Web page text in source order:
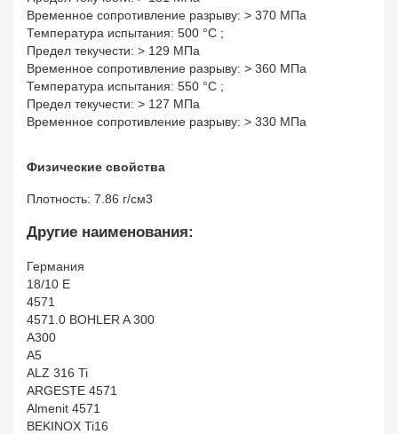
Временное сопротивление разрыву: > 370 МПа
Температура испытания: 500 °С ;
Предел текучести: > 129 МПа
Временное сопротивление разрыву: > 360 МПа
Температура испытания: 550 °С ;
Предел текучести: > 127 МПа
Временное сопротивление разрыву: > 330 МПа
Физические свойства
Плотность: 7.86 г/см3
Другие наименования:
Германия
18/10 E
4571
4571.0 BOHLER A 300
A300
A5
ALZ 316 Ti
ARGESTE 4571
Almenit 4571
BEKINOX Ti16